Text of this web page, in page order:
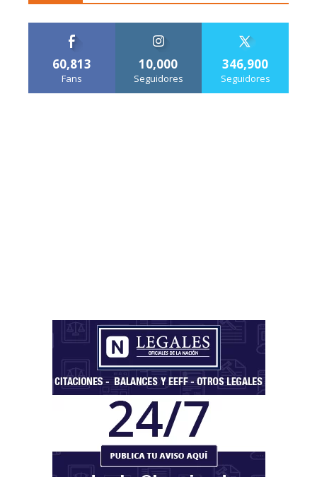
60,813
Fans
10,000
Seguidores
346,900
Seguidores